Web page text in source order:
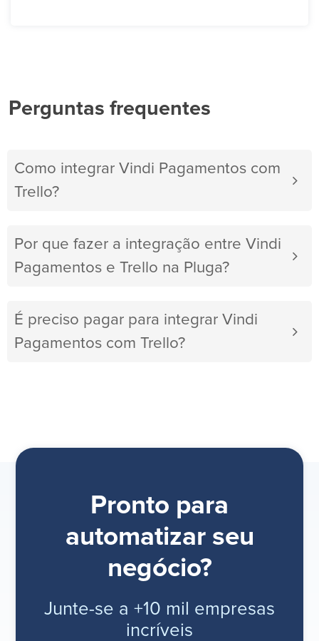
Perguntas frequentes
Como integrar Vindi Pagamentos com
Trello?
Por que fazer a integração entre Vindi
Pagamentos e Trello na Pluga?
É preciso pagar para integrar Vindi
Pagamentos com Trello?
Pronto para
automatizar seu
negócio?
Junte-se a +10 mil empresas
incríveis